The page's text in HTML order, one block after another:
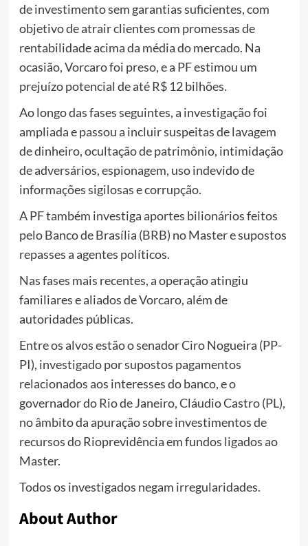
de investimento sem garantias suficientes, com
objetivo de atrair clientes com promessas de
rentabilidade acima da média do mercado. Na
ocasião, Vorcaro foi preso, e a PF estimou um
prejuízo potencial de até R$ 12 bilhões.
Ao longo das fases seguintes, a investigação foi
ampliada e passou a incluir suspeitas de lavagem
de dinheiro, ocultação de patrimônio, intimidação
de adversários, espionagem, uso indevido de
informações sigilosas e corrupção.
A PF também investiga aportes bilionários feitos
pelo Banco de Brasília (BRB) no Master e supostos
repasses a agentes políticos.
Nas fases mais recentes, a operação atingiu
familiares e aliados de Vorcaro, além de
autoridades públicas.
Entre os alvos estão o senador Ciro Nogueira (PP-
PI), investigado por supostos pagamentos
relacionados aos interesses do banco, e o
governador do Rio de Janeiro, Cláudio Castro (PL),
no âmbito da apuração sobre investimentos de
recursos do Rioprevidência em fundos ligados ao
Master.
Todos os investigados negam irregularidades.
About Author